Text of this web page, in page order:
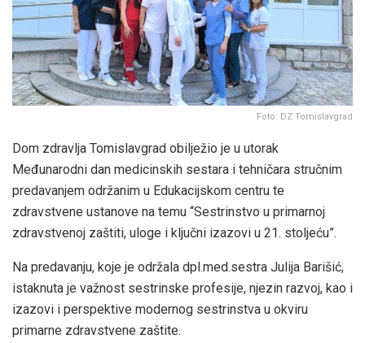
Foto: DZ Tomislavgrad
Dom zdravlja Tomislavgrad obilježio je u utorak
Međunarodni dan medicinskih sestara i tehničara stručnim
predavanjem održanim u Edukacijskom centru te
zdravstvene ustanove na temu “Sestrinstvo u primarnoj
zdravstvenoj zaštiti, uloge i ključni izazovi u 21. stoljeću”.
Na predavanju, koje je održala dpl.med.sestra Julija Barišić,
istaknuta je važnost sestrinske profesije, njezin razvoj, kao i
izazovi i perspektive modernog sestrinstva u okviru
primarne zdravstvene zaštite.